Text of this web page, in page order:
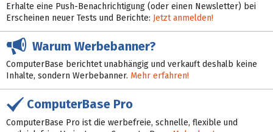
Erhalte eine Push-Benachrichtigung (oder einen Newsletter) bei
Erscheinen neuer Tests und Berichte: Jetzt anmelden!
Warum Werbebanner?
ComputerBase berichtet unabhängig und verkauft deshalb keine
Inhalte, sondern Werbebanner. Mehr erfahren!
ComputerBase Pro
ComputerBase Pro ist die werbefreie, schnelle, flexible und